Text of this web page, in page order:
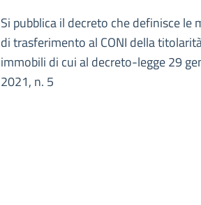
Si pubblica il decreto che definisce le
di trasferimento al CONI della
immobili di cui al decreto-legge 29
2021, n. 5